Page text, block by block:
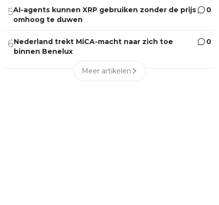
5AI-agents kunnen XRP gebruiken zonder de prijs
omhoog te duwen
0
6Nederland trekt MiCA-macht naar zich toe
binnen Benelux
0
Meer artikelen